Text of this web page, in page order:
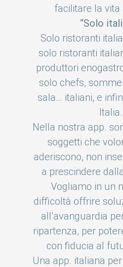
facilitare la vita
“Solo
Solo ristoranti
solo ristoranti
produttori
solo chefs,
sala… italiani, e
Italia.
Nella nostra app.
soggetti che
aderiscono, non
a prescindere
Vogliamo in un
difficoltà offrire
all’avanguardia
ripartenza, per
con fiducia al
Una app. italiana